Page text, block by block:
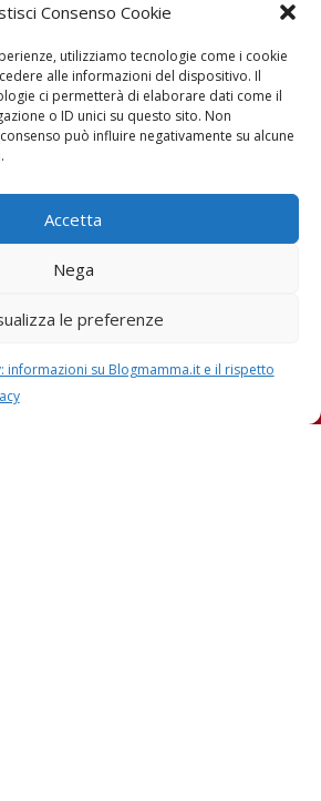
Consenso Cookie
utilizziamo tecnologie come i cookie
alle informazioni del dispositivo. Il
ci permetterà di elaborare dati come il
o ID unici su questo sito. Non
può influire negativamente su alcune
Accetta
Nega
le preferenze
informazioni su Blogmamma.it e il rispetto